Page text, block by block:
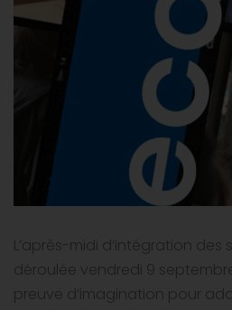
L’après-midi d’intégration des
déroulée vendredi 9
preuve d’imagination pour